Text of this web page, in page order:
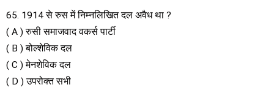
65. 1914 से रुस में निम्नलिखित दल अवैध था ?
( A ) रुसी समाजवाद वकर्स पार्टी
( B ) बोल्शेविक दल
( C ) मेनशेविक दल
( D ) उपरोक्त सभी